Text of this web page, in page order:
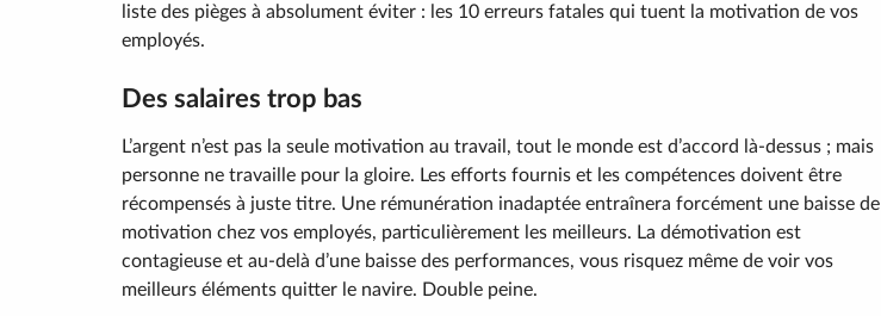
liste des pièges à absolument éviter : les 10 erreurs fatales qui tuent la motivation de vos
employés.
Des salaires trop bas
L’argent n’est pas la seule motivation au travail, tout le monde est d’accord là-dessus ; mais
personne ne travaille pour la gloire. Les efforts fournis et les compétences doivent être
récompensés à juste titre. Une rémunération inadaptée entraînera forcément une baisse de
motivation chez vos employés, particulièrement les meilleurs. La démotivation est
contagieuse et au-delà d’une baisse des performances, vous risquez même de voir vos
meilleurs éléments quitter le navire. Double peine.